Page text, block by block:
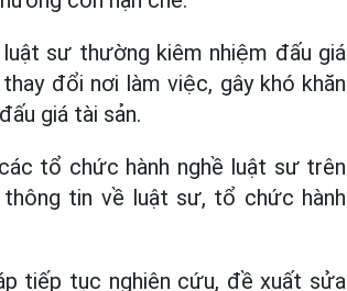
sư thường kiêm nhiệm đấu giá
đổi nơi làm việc, gây khó khăn
giá tài sản.
tổ chức hành nghề luật sư trên
tin về luật sư, tổ chức hành
tiếp tục nghiên cứu, đề xuất sửa